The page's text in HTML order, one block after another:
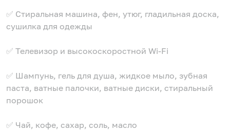
✅ Стиральная машина, фен, утюг, гладильная доска,
сушилка для одежды
✅ Телевизор и высокоскоростной Wi-Fi
✅ Шампунь, гель для душа, жидкое мыло, зубная
паста, ватные палочки, ватные диски, стиральный
порошок
✅ Чай, кофе, сахар, соль, масло